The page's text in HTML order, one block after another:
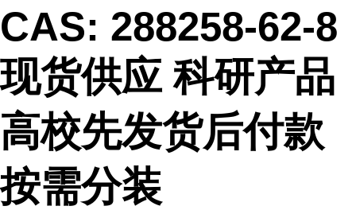
CAS: 288258-62-8
现货供应 科研产品
高校先发货后付款
按需分装